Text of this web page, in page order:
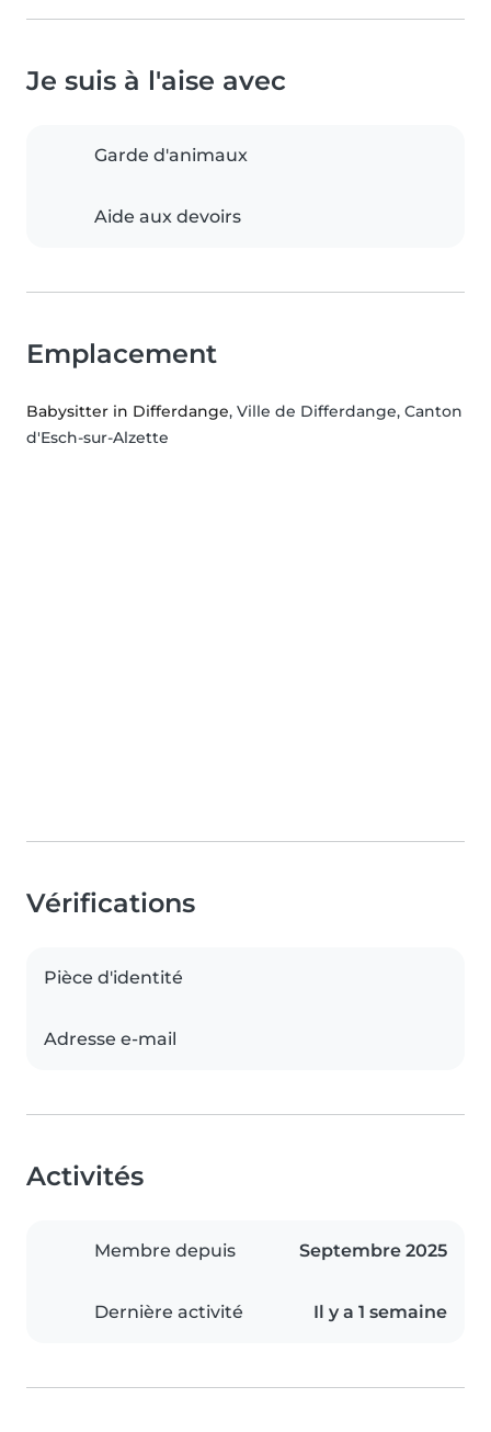
Je suis à l'aise avec
Garde d'animaux
Aide aux devoirs
Emplacement
Babysitter in Differdange, Ville de Differdange, Canton
d'Esch-sur-Alzette
Vérifications
Pièce d'identité
Adresse e-mail
Activités
Membre depuis Septembre 2025
Dernière activité Il y a 1 semaine